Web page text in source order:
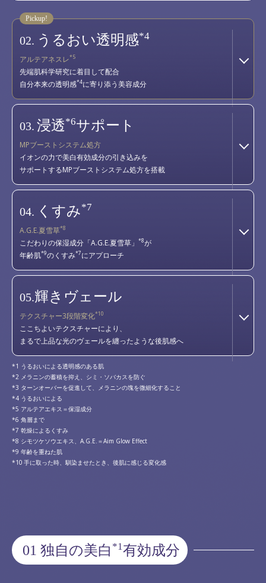
02. うるおい透明感*4
アルテアネスレ*5
先端肌科学研究に着目して配合
自分本来の透明感*4に寄り添う美容成分
03. 浸透*6サポート
MPブーストシステム処方
イオンの力で美白有効成分の引き込みを
サポートするMPブーストシステム処方を搭載
04. くすみ*7
A.G.E.夏雪草*8
こだわりの保湿成分「A.G.E.夏雪草」 *8が
年齢肌*9のくすみ*7にアプローチ
05.輝きヴェール
テクスチャー3段階変化*10
ここちよいテクスチャーにより、
まるで上品な光のヴェールを纏ったような後肌感へ
うるおいによる透明感のある肌
メラニンの蓄積を抑え、シミ・ソバカスを防ぐ
ターンオーバーを促進して、メラニンの塊を微細化すること
うるおいによる
アルテアエキス＝保湿成分
角層まで
乾燥によるくすみ
シモツケソウエキス、A.G.E.＝Aim Glow Effect
年齢を重ねた肌
手に取った時、馴染ませたとき、後肌に感じる変化感
01 独自の美白 *1有効成分